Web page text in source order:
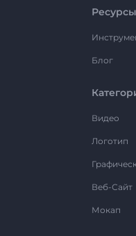
Ресурсы
Блог
Видео
Логотип
Веб-Сайт
Мокап